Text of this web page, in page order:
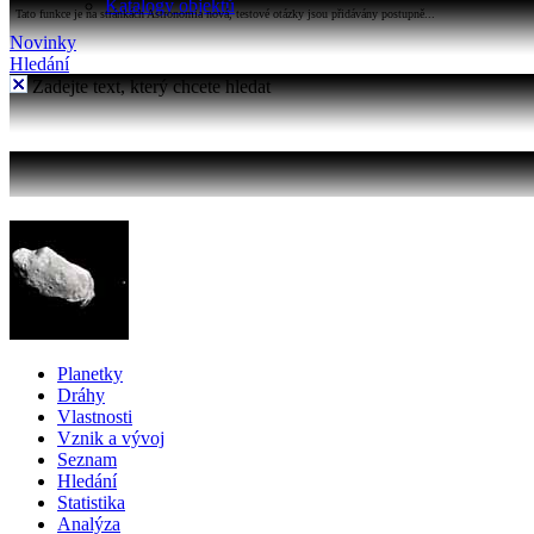
Katalogy objektů
Tato funkce je na stránkách Astronomia nová, testové otázky jsou přidávány postupně...
Novinky
Hledání
Zadejte text, který chcete hledat
Planetky
Dráhy
Vlastnosti
Vznik a vývoj
Seznam
Hledání
Statistika
Analýza